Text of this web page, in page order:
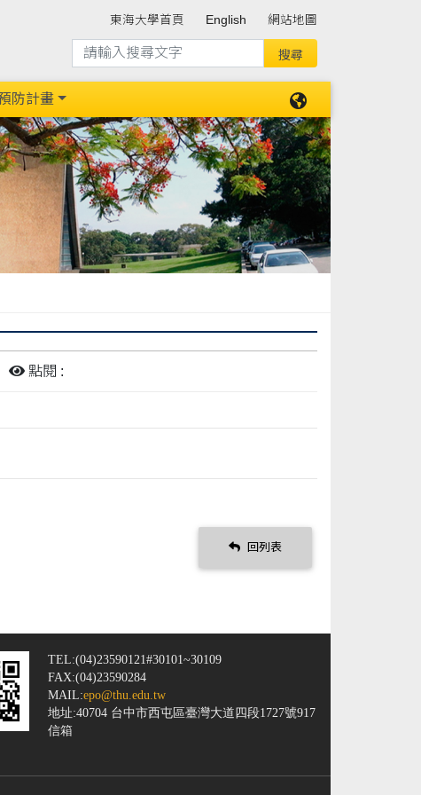
東海大學首頁 English 網站地圖
防計畫
點閱 :
回列表
TEL:(04)23590121#30101~30109
FAX:(04)23590284
MAIL:epo@thu.edu.tw
地址:40704 台中市西屯區臺灣大道四段1727號917
信箱